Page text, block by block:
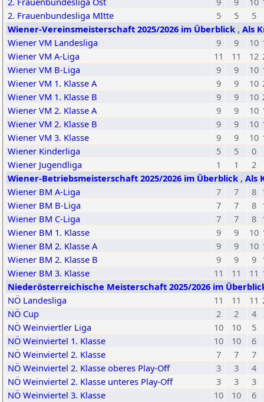
2. Frauenbundesliga MItte
5 5
5
Wiener-Vereinsmeisterschaft 2025/2026 im Überblick , Als
Wiener VM Landesliga
9 9 10
Wiener VM A-Liga
11 11 12
Wiener VM B-Liga
9 9 10
Wiener VM 1. Klasse A
9 9 10
Wiener VM 1. Klasse B
9 9 10
Wiener VM 2. Klasse A
9 9 10
Wiener VM 2. Klasse B
9 9 10
Wiener VM 3. Klasse
9 9 10
Wiener Kinderliga
5 5
0
Wiener Jugendliga
1 1
2
Wiener-Betriebsmeisterschaft 2025/2026 im Überblick , Als
Wiener BM A-Liga
7 7 8
Wiener BM B-Liga
7 7 8
Wiener BM C-Liga
7 7 8
Wiener BM 1. Klasse
9 9 10
Wiener BM 2. Klasse A
9 9 10
Wiener BM 2. Klasse B
9 9 9
Wiener BM 3. Klasse
11 11 11
Niederösterreichische Meisterschaft 2025/2026 im
NÖ Landesliga
11 11 11
NÖ Cup
2 2
4
NÖ Weinviertler Liga
10 10
5
NÖ Weinviertel 1. Klasse
10 10
6
NÖ Weinviertel 2. Klasse
7 7
7
NÖ Weinviertel 2. Klasse oberes Play-Off
3 3
4
NÖ Weinviertel 2. Klasse unteres Play-Off
3 3
3
NÖ Weinviertel 3. Klasse
10 10
6